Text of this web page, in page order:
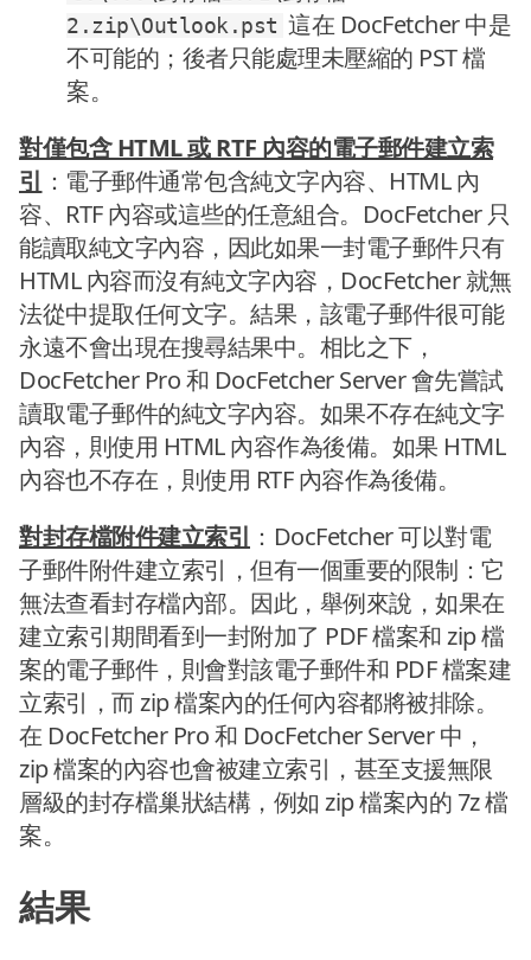
2.zip\Outlook.pst 這在 DocFetcher 中是
不可能的；後者只能處理未壓縮的 PST 檔
案。
對僅包含 HTML 或 RTF 內容的電子郵件建立索
引 ：電子郵件通常包含純文字內容、HTML 內
容、RTF 內容或這些的任意組合。DocFetcher 只
能讀取純文字內容，因此如果一封電子郵件只有
HTML 內容而沒有純文字內容，DocFetcher 就無
法從中提取任何文字。結果，該電子郵件很可能
永遠不會出現在搜尋結果中。相比之下，
DocFetcher Pro 和 DocFetcher Server 會先嘗試
讀取電子郵件的純文字內容。如果不存在純文字
內容，則使用 HTML 內容作為後備。如果 HTML
內容也不存在，則使用 RTF 內容作為後備。
對封存檔附件建立索引 ：DocFetcher 可以對電
子郵件附件建立索引，但有一個重要的限制：它
無法查看封存檔內部。因此，舉例來說，如果在
建立索引期間看到一封附加了 PDF 檔案和 zip 檔
案的電子郵件，則會對該電子郵件和 PDF 檔案建
立索引，而 zip 檔案內的任何內容都將被排除。
在 DocFetcher Pro 和 DocFetcher Server 中，
zip 檔案的內容也會被建立索引，甚至支援無限
層級的封存檔巢狀結構，例如 zip 檔案內的 7z 檔
案。
結果